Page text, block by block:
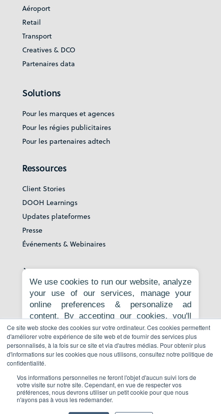
Ce site web stocke des cookies sur votre ordinateur. Ces cookies permettent
d'améliorer votre expérience de site web et de fournir des services plus
personnalisés, à la fois sur ce site et via d'autres médias. Pour obtenir plus
d'informations sur les cookies que nous utilisons, consultez notre politique de
confidentialité.
Vos informations personnelles ne feront l'objet d'aucun suivi lors de
votre visite sur notre site. Cependant, en vue de respecter vos
préférences, nous devrons utiliser un petit cookie pour que nous
n'ayons pas à vous les redemander.
Aéroport
Retail
Transport
Creatives & DCO
Partenaires data
Solutions
Pour les marques et agences
Pour les régies publicitaires
Pour les partenaires adtech
Ressources
Client Stories
DOOH Learnings
Updates plateformes
Presse
Événements & Webinaires
À propos
À propos
Carrières
Espace Presse
Contact
Politique de confidentialité
Faire un signalement
Réserver une demo
We use cookies to run our website, analyze
your use of our services, manage your
online preferences & personalize ad
content. By accepting our cookies, you'll
get relevant content, personalized ads, and
an enhanced browsing experience.
Necessary cookies are required for the
core website functionality and cannot be
Privacy Policy.
Accept all